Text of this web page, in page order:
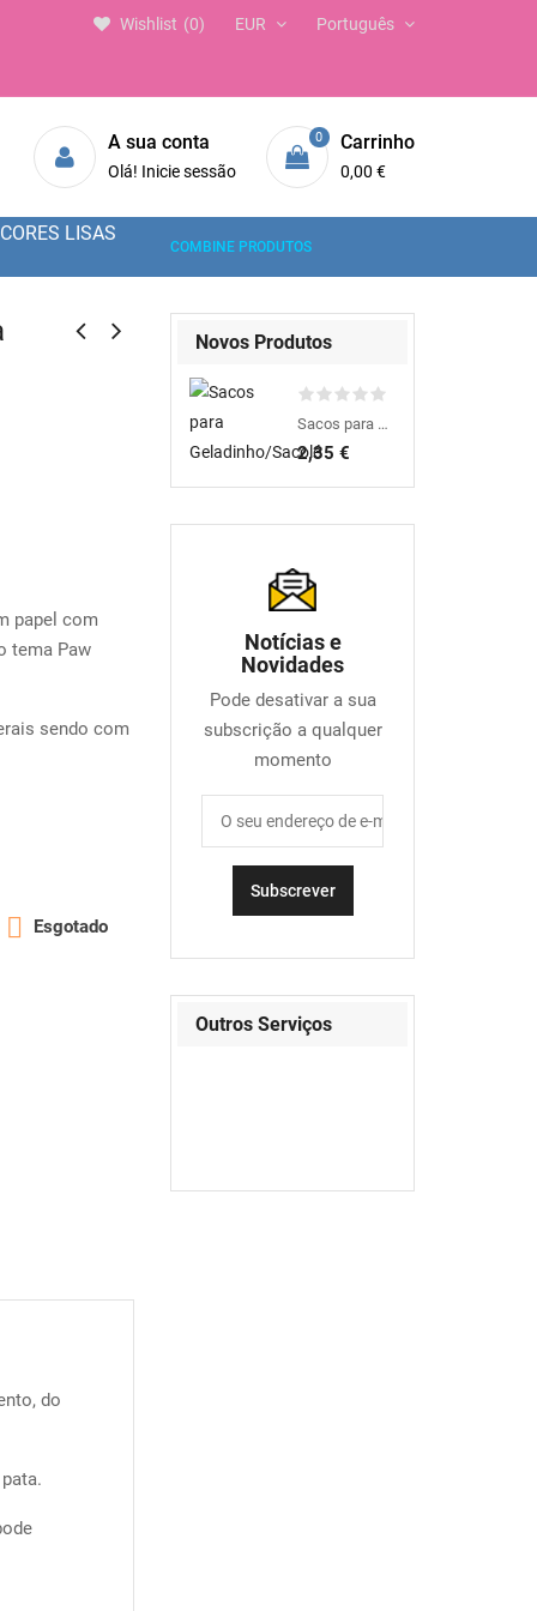
Português
EUR
Wishlist 0
A sua conta
Olá! Inicie sessão
0 Carrinho
0,00 €
CORES LISAS
COMBINE PRODUTOS
papel com
tema Paw
sendo com
 Esgotado
do
Novos Produtos
Sacos para Geladinho/Sacolé
2,35 €
Notícias e
Novidades
Pode desativar a sua
subscrição a qualquer
momento
Outros Serviços